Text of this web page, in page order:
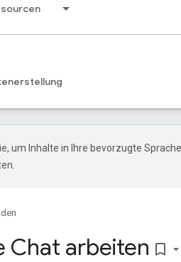
um Inhalte in Ihre bevorzugte Sprache
Chat arbeiten bookmark_border